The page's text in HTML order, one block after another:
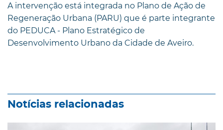
A intervenção está integrada no Plano de Ação de
Regeneração Urbana (PARU) que é parte integrante
do PEDUCA - Plano Estratégico de
Desenvolvimento Urbano da Cidade de Aveiro.
Notícias relacionadas